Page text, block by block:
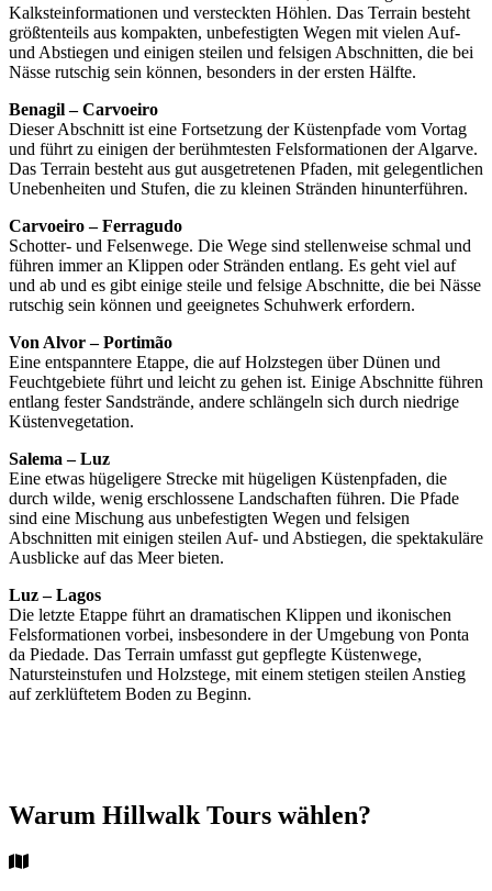
Kalksteinformationen und versteckten Höhlen. Das Terrain besteht
größtenteils aus kompakten, unbefestigten Wegen mit vielen Auf-
und Abstiegen und einigen steilen und felsigen Abschnitten, die bei
Nässe rutschig sein können, besonders in der ersten Hälfte.
Benagil – Carvoeiro
Dieser Abschnitt ist eine Fortsetzung der Küstenpfade vom Vortag
und führt zu einigen der berühmtesten Felsformationen der Algarve.
Das Terrain besteht aus gut ausgetretenen Pfaden, mit gelegentlichen
Unebenheiten und Stufen, die zu kleinen Stränden hinunterführen.
Carvoeiro – Ferragudo
Schotter- und Felsenwege. Die Wege sind stellenweise schmal und
führen immer an Klippen oder Stränden entlang. Es geht viel auf
und ab und es gibt einige steile und felsige Abschnitte, die bei Nässe
rutschig sein können und geeignetes Schuhwerk erfordern.
Von Alvor – Portimão
Eine entspanntere Etappe, die auf Holzstegen über Dünen und
Feuchtgebiete führt und leicht zu gehen ist. Einige Abschnitte führen
entlang fester Sandstrände, andere schlängeln sich durch niedrige
Küstenvegetation.
Salema – Luz
Eine etwas hügeligere Strecke mit hügeligen Küstenpfaden, die
durch wilde, wenig erschlossene Landschaften führen. Die Pfade
sind eine Mischung aus unbefestigten Wegen und felsigen
Abschnitten mit einigen steilen Auf- und Abstiegen, die spektakuläre
Ausblicke auf das Meer bieten.
Luz – Lagos
Die letzte Etappe führt an dramatischen Klippen und ikonischen
Felsformationen vorbei, insbesondere in der Umgebung von Ponta
da Piedade. Das Terrain umfasst gut gepflegte Küstenwege,
Natursteinstufen und Holzstege, mit einem stetigen steilen Anstieg
auf zerklüftetem Boden zu Beginn.
Warum Hillwalk Tours wählen?